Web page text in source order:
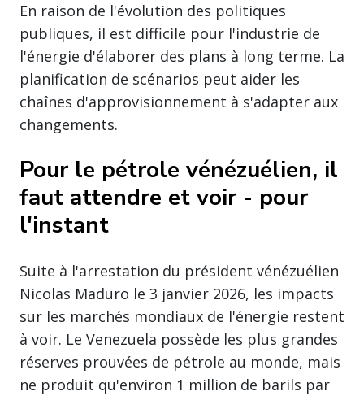
En raison de l'évolution des politiques
publiques, il est difficile pour l'industrie de
l'énergie d'élaborer des plans à long terme. La
planification de scénarios peut aider les
chaînes d'approvisionnement à s'adapter aux
changements.
Pour le pétrole vénézuélien, il
faut attendre et voir - pour
l'instant
Suite à l'arrestation du président vénézuélien
Nicolas Maduro le 3 janvier 2026, les impacts
sur les marchés mondiaux de l'énergie restent
à voir. Le Venezuela possède les plus grandes
réserves prouvées de pétrole au monde, mais
ne produit qu'environ 1 million de barils par